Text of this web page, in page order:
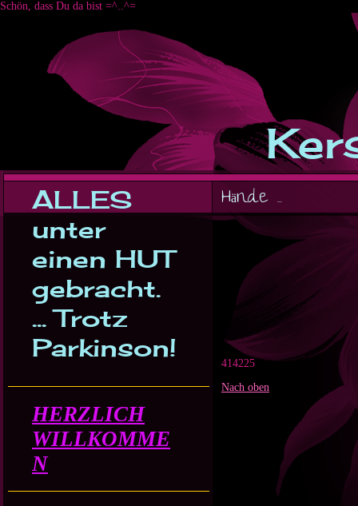
Schön, dass Du da bist =^..^=
ALLES
unter
einen HUT
gebracht.
... Trotz
Parkinson!
HERZLICH
WILLKOMME
N
Hände ...
414225
Nach oben